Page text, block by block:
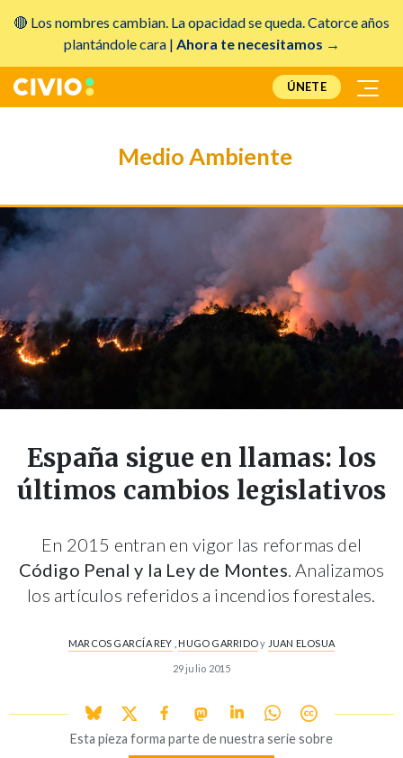
🔴 Los nombres cambian. La opacidad se queda. Catorce años
plantándole cara | Ahora te necesitamos →
ÚNETE
Medio Ambiente
España sigue en llamas: los
últimos cambios legislativos
En 2015 entran en vigor las reformas del
Código Penal y la Ley de Montes . Analizamos
los artículos referidos a incendios forestales.
MARCOS GARCÍA REY HUGO GARRIDOy JUAN ELOSUA
29 julio 2015
Esta pieza forma parte de nuestra serie sobre